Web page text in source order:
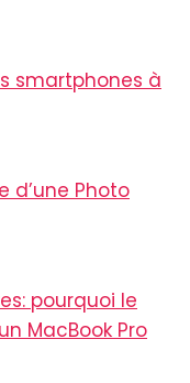
smartphones à
d’une Photo
pourquoi le
MacBook Pro